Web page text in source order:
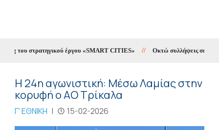
του στρατηγικού έργου «SMART CITIES» // Οκτώ συλλήψεις σε δέκα
Η 24η αγωνιστική: Μέσω Λαμίας στην
κορυφή ο ΑΟ Τρίκαλα
Γ' ΕΘΝΙΚΗ | 15-02-2026